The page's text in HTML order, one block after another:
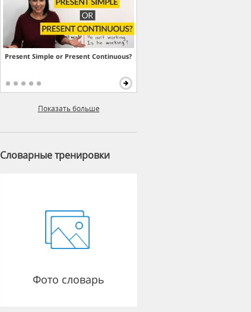
Present Simple or Present Continuous?
Показать больше
Словарные тренировки
Фото словарь